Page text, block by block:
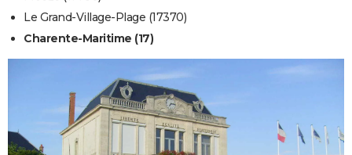
Le Grand-Village-Plage (17370)
Charente-Maritime (17)